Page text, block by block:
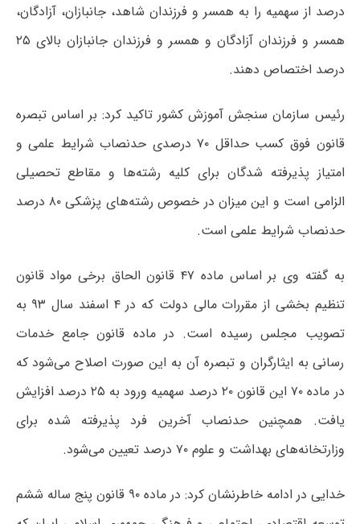
درصد از سهمیه را به همسر و فرزندان شاهد، جانبازان، آزادگان،
همسر و فرزندان آزادگان و همسر و فرزندان جانبازان بالای ۲۵
درصد اختصاص دهند.
رئیس سازمان سنجش آموزش کشور تاکید کرد: بر اساس تبصره
قانون فوق کسب حداقل ۷۰ درصدی حدنصاب شرایط علمی و
امتیاز پذیرفته شدگان برای کلیه رشته‌ها و مقاطع تحصیلی
الزامی است و این میزان در خصوص رشته‌های پزشکی ۸۰ درصد
حدنصاب شرایط علمی است.
به گفته وی بر اساس ماده ۴۷ قانون الحاق برخی مواد قانون
تنظیم بخشی از مقررات مالی دولت که در ۴ اسفند سال ۹۳ به
تصویب مجلس رسیده است. در ماده قانون جامع خدمات
رسانی به ایثارگران و تبصره آن به این صورت اصلاح می‌شود که
در ماده ۷۰ این قانون ۲۰ درصد سهمیه ورود به ۲۵ درصد افزایش
یافت. همچنین حدنصاب آخرین فرد پذیرفته شده برای
وزارتخانه‌های بهداشت و علوم ۷۰ درصد تعیین می‌شود.
خدایی در ادامه خاطرنشان کرد: در ماده ۹۰ قانون پنج ساله ششم